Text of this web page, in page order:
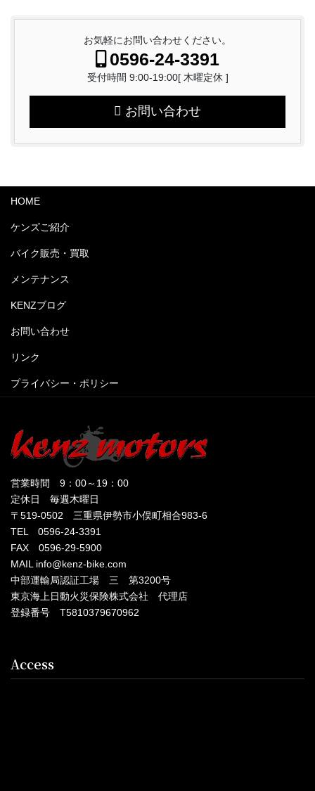
お気軽にお問い合わせください。
0596-24-3391
受付時間 9:00-19:00[ 木曜定休 ]
お問い合わせ
HOME
ケンズご紹介
バイク販売・買取
メンテナンス
KENZブログ
お問い合わせ
リンク
プライバシー・ポリシー
営業時間 9：00～19：00
定休日 毎週木曜日
〒519-0502 三重県伊勢市小俣町相合983-6
TEL 0596-24-3391
FAX 0596-29-5900
MAIL info@kenz-bike.com
中部運輸局認証工場 三 第3200号
東京海上日動火災保険株式会社 代理店
登録番号 T5810379670962
Access